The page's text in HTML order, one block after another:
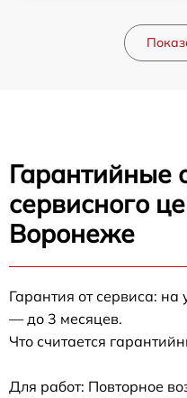
Гарантийные
сервисного
Воронеже
Гарантия от сервиса:
— до 3 месяцев.
Что считается
Для работ: Повторное